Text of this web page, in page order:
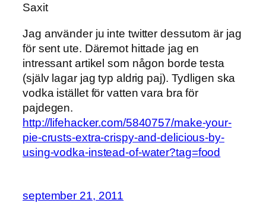
Saxit
Jag använder ju inte twitter dessutom är jag
för sent ute. Däremot hittade jag en
intressant artikel som någon borde testa
(själv lagar jag typ aldrig paj). Tydligen ska
vodka istället för vatten vara bra för
pajdegen.
http://lifehacker.com/5840757/make-your-
pie-crusts-extra-crispy-and-delicious-by-
using-vodka-instead-of-water?tag=food
september 21, 2011